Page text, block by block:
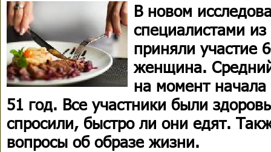
В новом
специалистами
приняли участие
женщина.
на момент начала
51 год. Все участники были
спросили, быстро ли они едят.
вопросы об образе жизни.